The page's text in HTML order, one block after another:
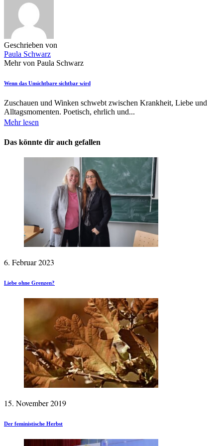
Geschrieben von
Paula Schwarz
Mehr von Paula Schwarz
Wenn das Unsichtbare sichtbar wird
Zuschauen und Winken schwebt zwischen Krankheit, Liebe und
Alltagsmomenten. Poetisch, ehrlich und...
Mehr lesen
Das könnte dir auch gefallen
6. Februar 2023
Liebe ohne Grenzen?
15. November 2019
Der feministische Herbst